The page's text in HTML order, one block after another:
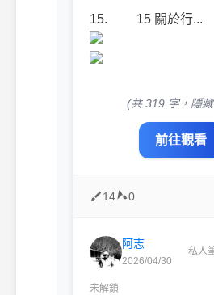
15. 15 關於行...
(共 319 字，隱藏
前往觀看
14 0
阿志
2026/04/30
私人
未解鎖